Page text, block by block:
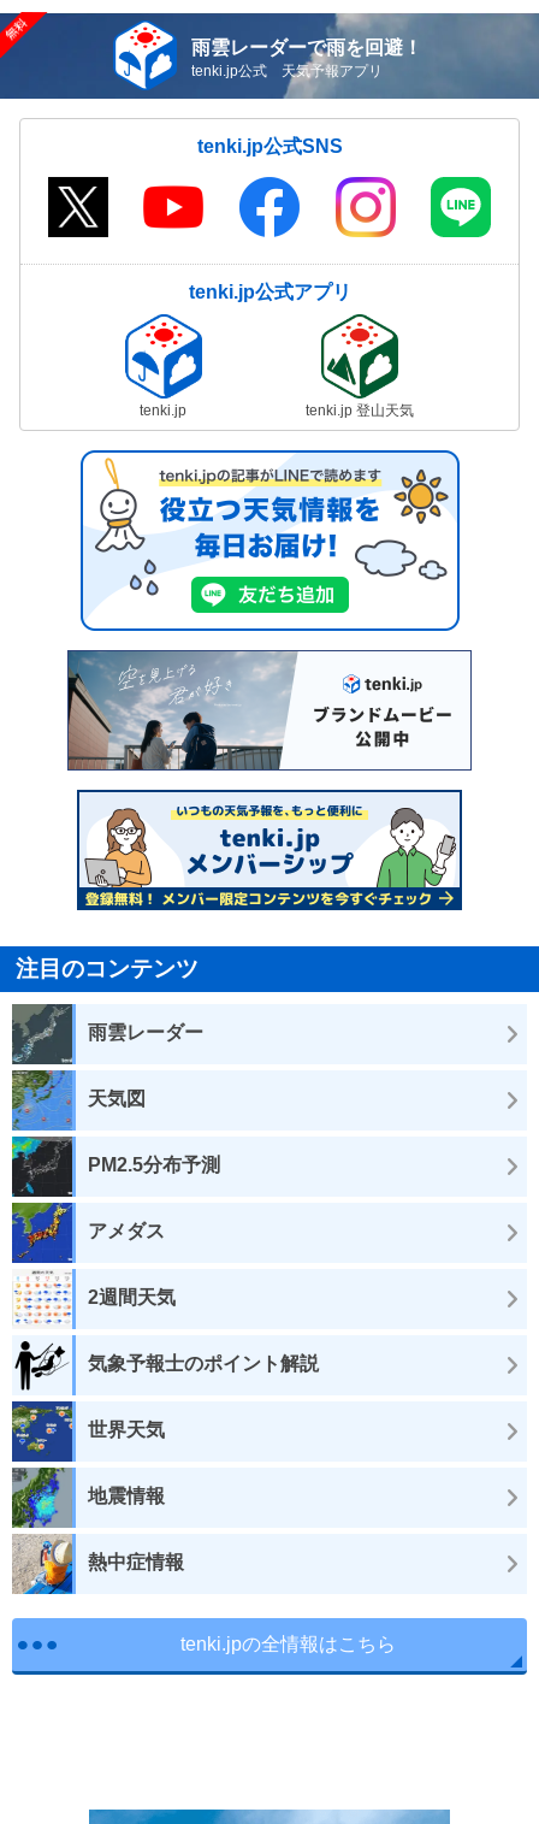
雨雲レーダーで雨を回避！
tenki.jp公式 天気予報アプリ
tenki.jp公式SNS
tenki.jp公式アプリ
tenki.jp tenki.jp 登山天気
注目のコンテンツ
雨雲レーダー
天気図
PM2.5分布予測
アメダス
2週間天気
気象予報士のポイント解説
世界天気
地震情報
熱中症情報
tenki.jpの全情報はこちら